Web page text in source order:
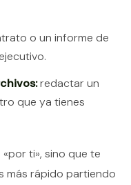
o un informe de
redactar un
que ya tienes
ti», sino que te
más rápido partiendo